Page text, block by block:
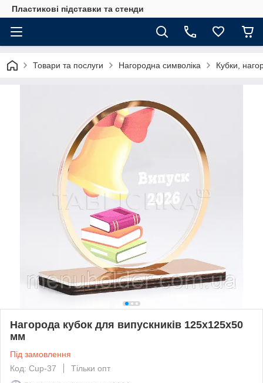
Пластикові підставки та стенди
Товари та послуги Нагородна символіка Кубки,
Нагорода кубок для випускників 125х125х50
мм
Під замовлення
Код: Cup-37
Тільки опт